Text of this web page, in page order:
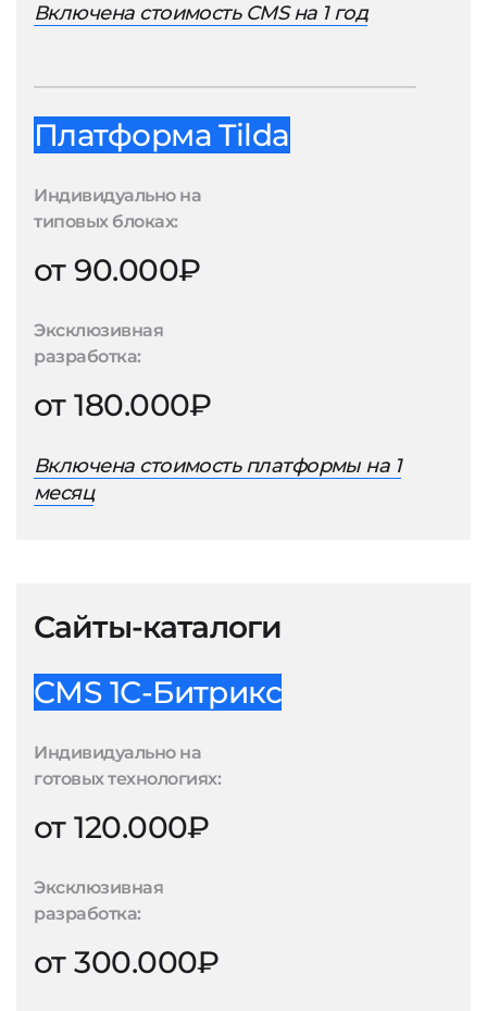
Включена стоимость CMS на 1 год
Платформа Tilda
Индивидуально на
типовых блоках:
от 90.000₽
Эксклюзивная
разработка:
от 180.000₽
Включена стоимость платформы на 1
месяц
Сайты-каталоги
CMS 1С-Битрикс
Индивидуально на
готовых технологиях:
от 120.000₽
Эксклюзивная
разработка:
от 300.000₽